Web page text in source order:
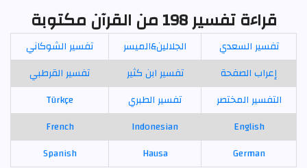
قراءة تفسير 198 من القرآن مكتوبة
تفسير السعدي الجلالين&الميسر
تفسير الشوكاني
إعراب الصفحة
تفسير ابن كثير
تفسير القرطبي
التفسير المختصر
تفسير الطبري
Türkçe
English
Indonesian
French
German
Hausa
Spanish